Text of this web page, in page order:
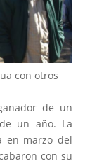
con otros
de un
un año. La
en marzo del
con su